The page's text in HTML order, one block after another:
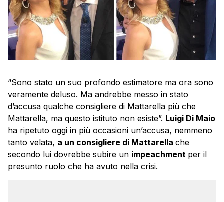
“Sono stato un suo profondo estimatore ma ora sono
veramente deluso. Ma andrebbe messo in stato
d’accusa qualche consigliere di Mattarella più che
Mattarella, ma questo istituto non esiste”. Luigi Di Maio
ha ripetuto oggi in più occasioni un’accusa, nemmeno
tanto velata, a un consigliere di Mattarella che
secondo lui dovrebbe subire un impeachment per il
presunto ruolo che ha avuto nella crisi.